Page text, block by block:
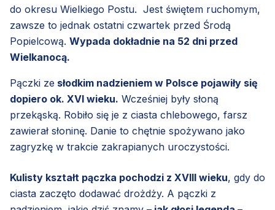
do okresu Wielkiego Postu. Jest świętem ruchomym,
zawsze to jednak ostatni czwartek przed Środą
Popielcową. Wypada dokładnie na 52 dni przed
Wielkanocą.
Pączki ze słodkim nadzieniem w Polsce pojawiły się
dopiero ok. XVI wieku. Wcześniej były słoną
przekąską. Robiło się je z ciasta chlebowego, farsz
zawierał słoninę. Danie to chętnie spożywano jako
zagryzkę w trakcie zakrapianych uroczystości.
Kulisty kształt pączka pochodzi z XVIII wieku, gdy do
ciasta zaczęto dodawać drożdży. A pączki z